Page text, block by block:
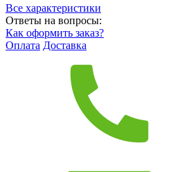
Все характеристики
Ответы на вопросы:
Как оформить заказ?
Оплата Доставка